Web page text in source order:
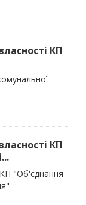
КП
КП
КП "Об'єднання